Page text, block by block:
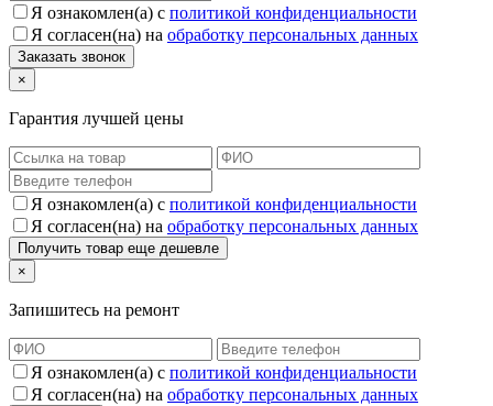
Я ознакомлен(а) с политикой конфиденциальности
Я согласен(на) на обработку персональных данных
×
Гарантия лучшей цены
Я ознакомлен(а) с политикой конфиденциальности
Я согласен(на) на обработку персональных данных
×
Запишитесь на ремонт
Я ознакомлен(а) с политикой конфиденциальности
Я согласен(на) на обработку персональных данных